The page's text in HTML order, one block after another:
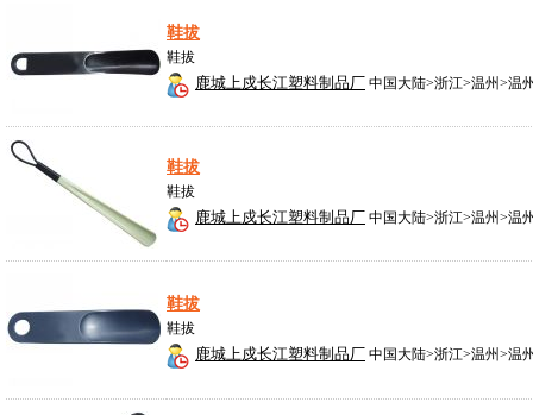
鞋拔
鞋拔
鹿城上戍长江塑料制品厂 中国大陆>浙江>温州>温
鞋拔
鞋拔
鹿城上戍长江塑料制品厂 中国大陆>浙江>温州>温
鞋拔
鞋拔
鹿城上戍长江塑料制品厂 中国大陆>浙江>温州>温